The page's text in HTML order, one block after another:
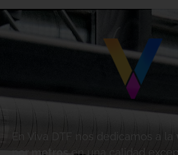
En Viva DTF nos dedicamos a la